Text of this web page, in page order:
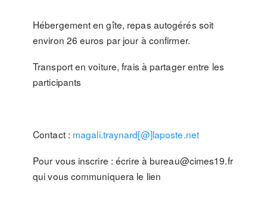
Hébergement en gîte, repas autogérés soit
environ 26 euros par jour à confirmer.
Transport en voiture, frais à partager entre les
participants
Contact : magali.traynard[@]laposte.net
Pour vous inscrire : écrire à bureau@cimes19.fr
qui vous communiquera le lien